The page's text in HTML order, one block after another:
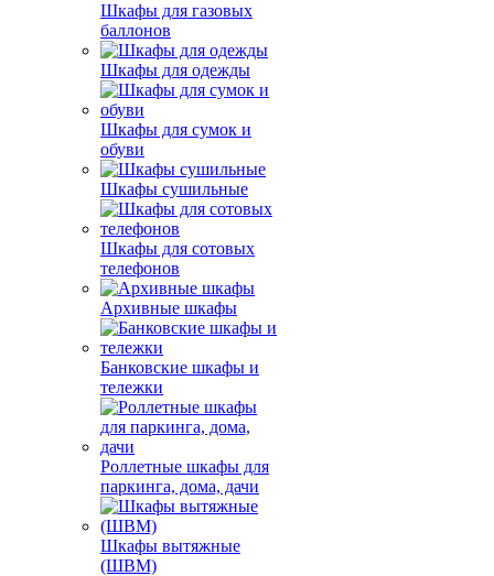
Шкафы для газовых
баллонов
Шкафы для одежды
Шкафы для сумок и
обуви
Шкафы сушильные
Шкафы для сотовых
телефонов
Архивные шкафы
Банковские шкафы и
тележки
Роллетные шкафы для
паркинга, дома, дачи
Шкафы вытяжные
(ШВМ)